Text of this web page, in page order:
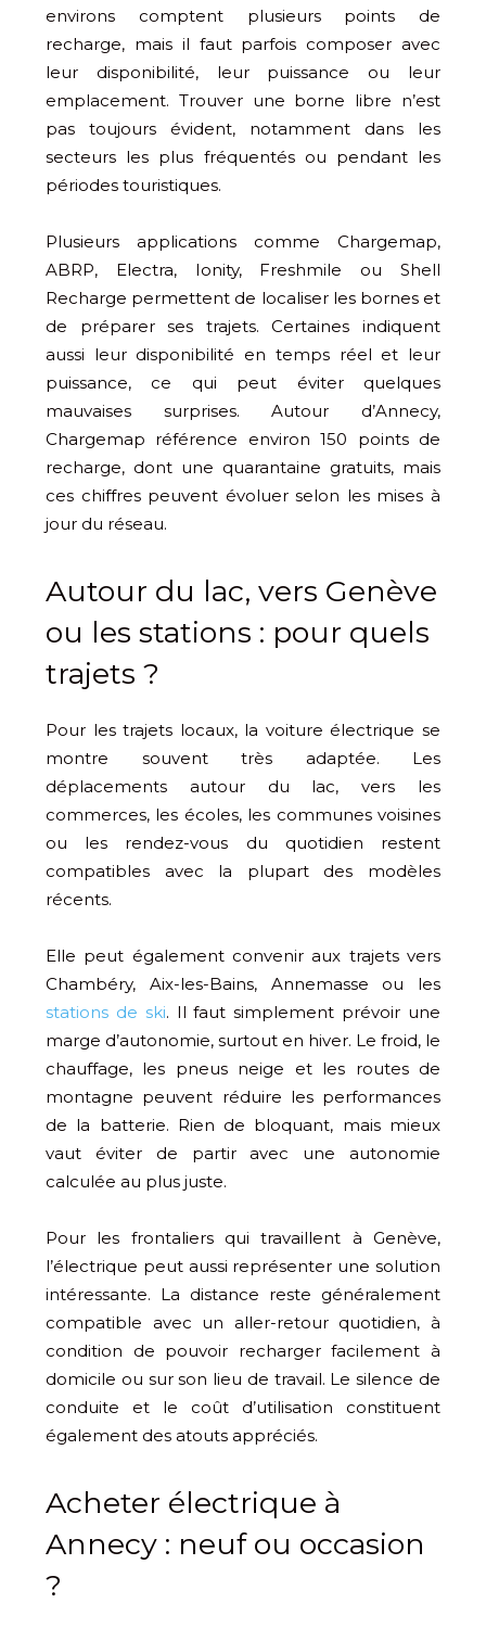
environs comptent plusieurs points de
recharge, mais il faut parfois composer avec
leur disponibilité, leur puissance ou leur
emplacement. Trouver une borne libre n’est
pas toujours évident, notamment dans les
secteurs les plus fréquentés ou pendant les
périodes touristiques.
Plusieurs applications comme Chargemap,
ABRP, Electra, Ionity, Freshmile ou Shell
Recharge permettent de localiser les bornes et
de préparer ses trajets. Certaines indiquent
aussi leur disponibilité en temps réel et leur
puissance, ce qui peut éviter quelques
mauvaises surprises. Autour d’Annecy,
Chargemap référence environ 150 points de
recharge, dont une quarantaine gratuits, mais
ces chiffres peuvent évoluer selon les mises à
jour du réseau.
Autour du lac, vers Genève
ou les stations : pour quels
trajets ?
Pour les trajets locaux, la voiture électrique se
montre souvent très adaptée. Les
déplacements autour du lac, vers les
commerces, les écoles, les communes voisines
ou les rendez-vous du quotidien restent
compatibles avec la plupart des modèles
récents.
Elle peut également convenir aux trajets vers
Chambéry, Aix-les-Bains, Annemasse ou les
stations de ski. Il faut simplement prévoir une
marge d’autonomie, surtout en hiver. Le froid, le
chauffage, les pneus neige et les routes de
montagne peuvent réduire les performances
de la batterie. Rien de bloquant, mais mieux
vaut éviter de partir avec une autonomie
calculée au plus juste.
Pour les frontaliers qui travaillent à Genève,
l’électrique peut aussi représenter une solution
intéressante. La distance reste généralement
compatible avec un aller-retour quotidien, à
condition de pouvoir recharger facilement à
domicile ou sur son lieu de travail. Le silence de
conduite et le coût d’utilisation constituent
également des atouts appréciés.
Acheter électrique à
Annecy : neuf ou occasion
?